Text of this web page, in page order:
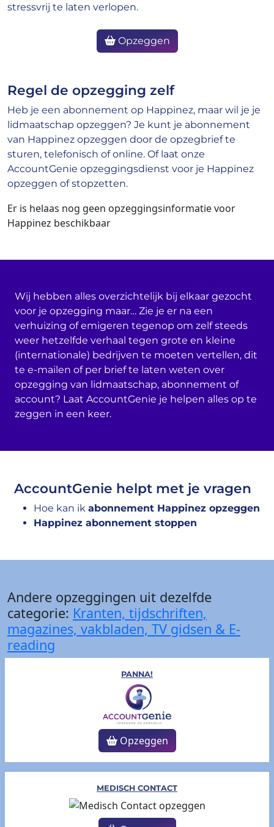
stressvrij te laten verlopen.
Opzeggen
Regel de opzegging zelf
Heb je een abonnement op Happinez, maar wil je je
lidmaatschap opzeggen? Je kunt je abonnement
van Happinez opzeggen door de opzegbrief te
sturen, telefonisch of online. Of laat onze
AccountGenie opzeggingsdienst voor je Happinez
opzeggen of stopzetten.
Er is helaas nog geen opzeggingsinformatie voor
Happinez beschikbaar
Wij hebben alles overzichtelijk bij elkaar gezocht
voor je opzegging maar… Zie je er na een
verhuizing of emigeren tegenop om zelf steeds
weer hetzelfde verhaal tegen grote en kleine
(internationale) bedrijven te moeten vertellen, dit
te e-mailen of per brief te laten weten over
opzegging van lidmaatschap, abonnement of
account? Laat AccountGenie je helpen alles op te
zeggen in een keer.
AccountGenie helpt met je vragen
Hoe kan ik abonnement Happinez opzeggen
Happinez abonnement stoppen
Andere opzeggingen uit dezelfde
categorie: Kranten, tijdschriften,
magazines, vakbladen, TV gidsen & E-
reading
PANNA!
Opzeggen
MEDISCH CONTACT